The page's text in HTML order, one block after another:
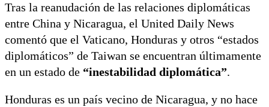
Tras la reanudación de las relaciones diplomáticas
entre China y Nicaragua, el United Daily News
comentó que el Vaticano, Honduras y otros “estados
diplomáticos” de Taiwan se encuentran últimamente
en un estado de “inestabilidad diplomática”.
Honduras es un país vecino de Nicaragua, y no hace